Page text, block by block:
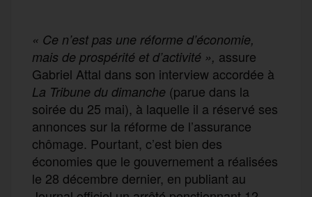
« Ce n’est pas une réforme d’économie,
mais de prospérité et d’activité », assure
Gabriel Attal dans son interview accordée à
La Tribune du dimanche (parue dans la
soirée du 25 mai), à laquelle il a réservé ses
annonces sur la réforme de l’assurance
chômage. Pourtant, c’est bien des
économies que le gouvernement a réalisées
le 28 décembre dernier, en publiant au